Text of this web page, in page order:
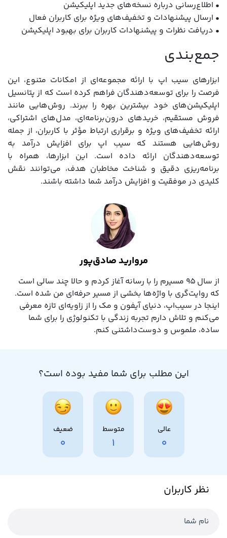
• اطلاع‌رسانی درباره نسخه‌های جدید اپلیکیشن
• ارسال پیشنهادات و تخفیف‌های ویژه برای کاربران فعال
• دریافت نظرات و پیشنهادات کاربران برای بهبود اپلیکیشن
جمع‌بندی
ابزارهای سیب اپ با ارائه مجموعه‌ای از امکانات متنوع، این
فرصت را برای توسعه‌دهندگان فراهم کرده است که از پتانسیل
اپلیکیشن‌های خود بیشترین بهره را ببرند. روش‌هایی مانند
فروش مستقیم، خریدهای درون‌برنامه‌ای، مدل‌های اشتراکی،
ارائه تخفیف‌های ویژه و برقراری ارتباط مؤثر با کاربران، از جمله
روش‌هایی هستند که سیب اپ برای افزایش درآمد به
توسعه‌دهندگان ارائه داده است. این ابزارها، همراه با
برنامه‌ریزی دقیق و شناخت مخاطبان هدف، می‌توانند نقش
کلیدی در موفقیت و افزایش درآمد شما داشته باشند.
مروارید صادق‌پور
از سال ۹۵ مسیرم را با رسانه آغاز کردم و حالا چند سالی است
که روایت‌گری با واژه‌ها بخشی از مسیر حرفه‌ای‌ من شده است.
اینجا در سیب‌اپ، دنیای آیفون و مک را از زاویه‌ای تازه معرفی
می‌کنم و تلاش دارم تجربه زندگی با تکنولوژی را برای شما
ساده، ملموس و دوست‌داشتنی کنم.
این مطلب برای شما مفید بوده است؟
عالی
0
متوسط
1
ضعیف
0
نظر کاربران